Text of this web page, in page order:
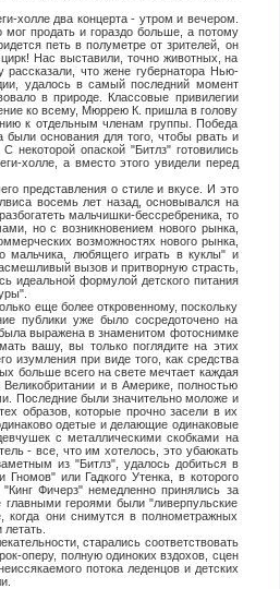
два концерта - утром и вечером.
мог продать и гораздо больше, а потому
петь в полуметре от зрителей, он
Нас выставили, точно животных, на
рассказали, что жене губернатора Нью-
удалось в самый последний момент
в природе. Классовые привилегии
ко всему, Мюррею К. пришла в голову
к отдельным членам группы. Победа
основания для того, чтобы рвать и
опаской "Битлз" готовились
холле, а вместо этого увидели перед
о стиле и вкусе. И это
восемь лет назад, основывался на
мальчишки-бессребреника, то
но с возникновением нового рынка,
возможностях нового рынка,
мальчика, любящего играть в куклы" и
вызов и притворную страсть,
идеальной формулой детского питания
еще более откровенному, поскольку
публики уже было сосредоточено на
выражена в знаменитом фотоснимке
вашу, вы только поглядите на этих
изумления при виде того, как средства
больше всего на свете мечтает каждая
и в Америке, полностью
Последние были значительно моложе и
образов, которые прочно засели в их
одетые и делающие одинаковые
с металлическими скобками на
- все, что им хотелось, это убаюкать
из "Битлз", удалось добиться в
или Гадкого Утенка, в которого
Фичерз" немедленно принялись за
героями были "ливерпульские
когда они снимутся в полнометражных
старались соответствовать
оперу, полную одиноких вздохов, сцен
потока леденцов и детских